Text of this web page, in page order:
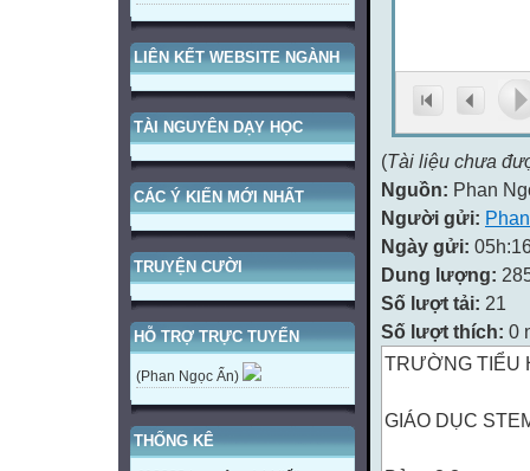
LIÊN KẾT WEBSITE NGÀNH
TÀI NGUYÊN DẠY HỌC
CÁC Ý KIẾN MỚI NHẤT
TRUYỆN CƯỜI
HỖ TRỢ TRỰC TUYẾN
(Phan Ngọc Ẩn)
THỐNG KÊ
(Tài liệu chưa
Nguồn: Phan
Người gửi:
Ngày gửi:
Dung lượng:
Số lượt tải: 21
Số lượt thích: 0
TRƯỜNG TIỂU
GIÁO DỤC